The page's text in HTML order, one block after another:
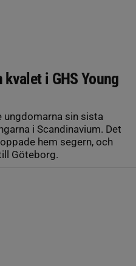
i GHS Young
ungdomarna sin sista
i Scandinavium. Det
hem segern, och
Göteborg.